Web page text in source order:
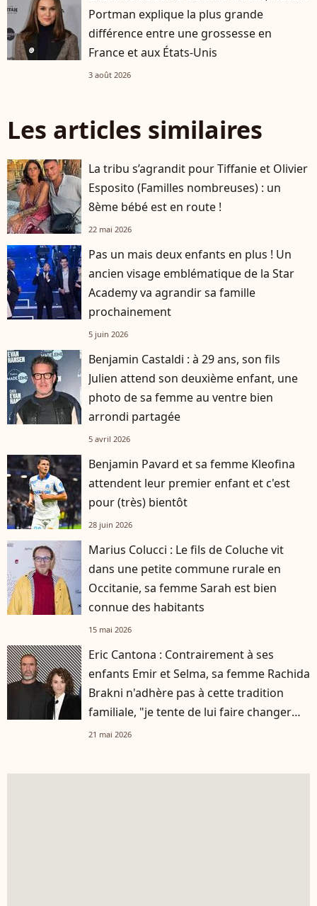
Portman explique la plus grande
différence entre une grossesse en
France et aux États-Unis
3 août 2026
Les articles similaires
La tribu s’agrandit pour Tiffanie et Olivier
Esposito (Familles nombreuses) : un
8ème bébé est en route !
22 mai 2026
Pas un mais deux enfants en plus ! Un
ancien visage emblématique de la Star
Academy va agrandir sa famille
prochainement
5 juin 2026
Benjamin Castaldi : à 29 ans, son fils
Julien attend son deuxième enfant, une
photo de sa femme au ventre bien
arrondi partagée
5 avril 2026
Benjamin Pavard et sa femme Kleofina
attendent leur premier enfant et c'est
pour (très) bientôt
28 juin 2026
Marius Colucci : Le fils de Coluche vit
dans une petite commune rurale en
Occitanie, sa femme Sarah est bien
connue des habitants
15 mai 2026
Eric Cantona : Contrairement à ses
enfants Emir et Selma, sa femme Rachida
Brakni n'adhère pas à cette tradition
familiale, "je tente de lui faire changer
d'avis"
21 mai 2026